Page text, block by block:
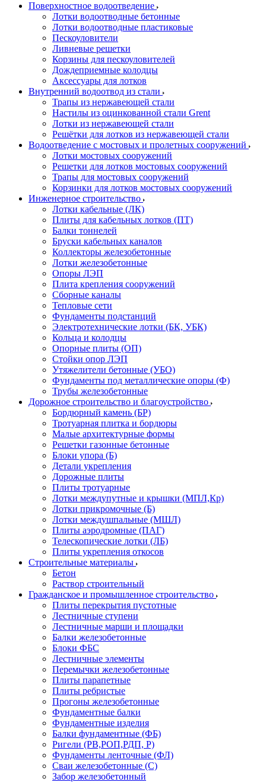
Поверхностное водоотведение
Лотки водоотводные бетонные
Лотки водоотводные пластиковые
Пескоуловители
Ливневые решетки
Корзины для пескоуловителей
Дождеприемные колодцы
Аксессуары для лотков
Внутренний водоотвод из стали
Трапы из нержавеющей стали
Настилы из оцинкованной стали Grent
Лотки из нержавеющей стали
Решётки для лотков из нержавеющей стали
Водоотведение с мостовых и пролетных сооружений
Лотки мостовых сооружений
Решетки для лотков мостовых сооружений
Трапы для мостовых сооружений
Корзинки для лотков мостовых сооружений
Инженерное строительство
Лотки кабельные (ЛК)
Плиты для кабельных лотков (ПТ)
Балки тоннелей
Бруски кабельных каналов
Коллекторы железобетонные
Лотки железобетонные
Опоры ЛЭП
Плита крепления сооружений
Сборные каналы
Тепловые сети
Фундаменты подстанций
Электротехнические лотки (БК, УБК)
Кольца и колодцы
Опорные плиты (ОП)
Стойки опор ЛЭП
Утяжелители бетонные (УБО)
Фундаменты под металлические опоры (Ф)
Трубы железобетонные
Дорожное строительство и благоустройство
Бордюрный камень (БР)
Тротуарная плитка и бордюры
Малые архитектурные формы
Решетки газонные бетонные
Блоки упора (Б)
Детали укрепления
Дорожные плиты
Плиты тротуарные
Лотки междупутные и крышки (МПЛ,Кр)
Лотки прикромочные (Б)
Лотки междушпальные (МШЛ)
Плиты аэродромные (ПАГ)
Телескопические лотки (ЛБ)
Плиты укрепления откосов
Строительные материалы
Бетон
Раствор строительный
Гражданское и промышленное строительство
Плиты перекрытия пустотные
Лестничные ступени
Лестничные марши и площадки
Балки железобетонные
Блоки ФБС
Лестничные элементы
Перемычки железобетонные
Плиты парапетные
Плиты ребристые
Прогоны железобетонные
Фундаментные балки
Фундаментные изделия
Балки фундаментные (ФБ)
Ригели (РВ,РОП,РДП, Р)
Фундаменты ленточные (ФЛ)
Сваи железобетонные (С)
Забор железобетонный